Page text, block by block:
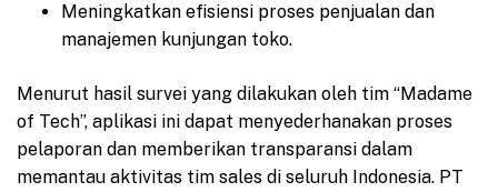
Meningkatkan efisiensi proses penjualan dan
manajemen kunjungan toko.
Menurut hasil survei yang dilakukan oleh tim “Madame
of Tech”, aplikasi ini dapat menyederhanakan proses
pelaporan dan memberikan transparansi dalam
memantau aktivitas tim sales di seluruh Indonesia. PT